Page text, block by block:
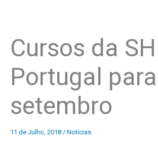
Cursos da
Portugal para
setembro
11 de Julho, 2018 / Notícias